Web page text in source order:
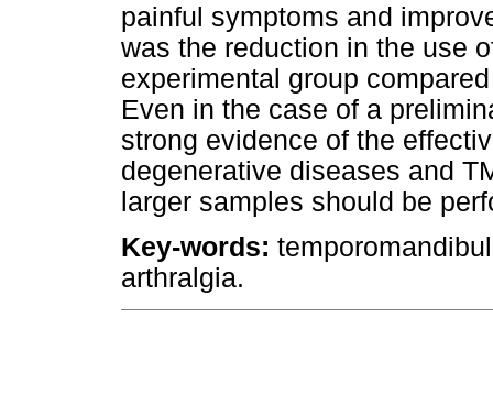
painful symptoms and
was the reduction in the use
experimental group
Even in the case of a
strong evidence of the
degenerative diseases and
larger samples should be
Key-words:
arthralgia.